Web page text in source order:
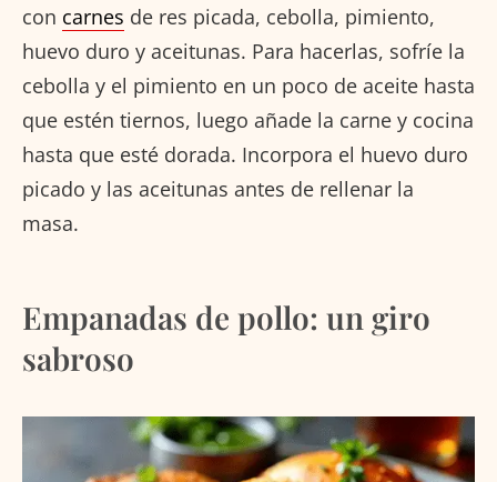
con carnes de res picada, cebolla, pimiento,
huevo duro y aceitunas. Para hacerlas, sofríe la
cebolla y el pimiento en un poco de aceite hasta
que estén tiernos, luego añade la carne y cocina
hasta que esté dorada. Incorpora el huevo duro
picado y las aceitunas antes de rellenar la
masa.
Empanadas de pollo: un giro
sabroso